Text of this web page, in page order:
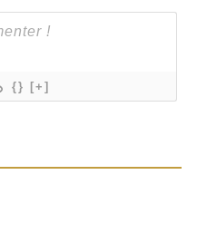
{} [+]